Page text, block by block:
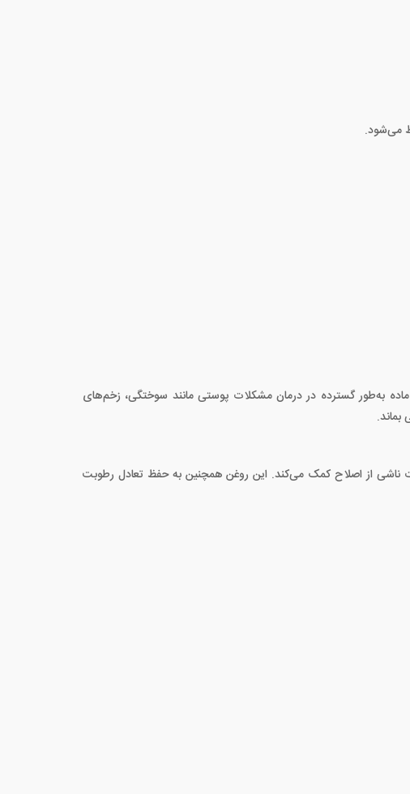
می‌شود.
به‌طور گسترده در درمان مشکلات پوستی مانند سوختگی، زخم‌های
ناشی از اصلاح کمک می‌کند. این روغن همچنین به حفظ تعادل رطوبت